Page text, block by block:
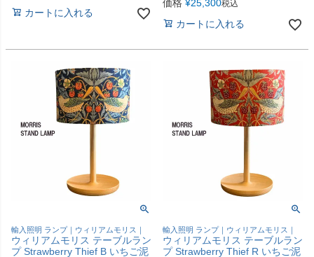
カートに入れる
価格 ¥25,300税込
カートに入れる
輸入照明 ランプ｜ウィリアムモリス｜
ウィリアムモリス テーブルラン
プ Strawberry Thief B いちご泥
輸入照明 ランプ｜ウィリアムモリス｜
ウィリアムモリス テーブルラン
プ Strawberry Thief R いちご泥